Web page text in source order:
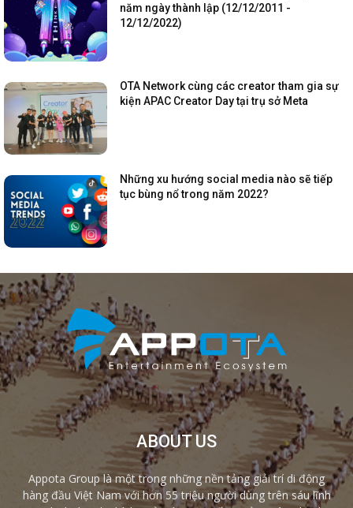
năm ngày thành lập (12/12/2011 -
12/12/2022)
OTA Network cùng các creator tham gia sự
kiện APAC Creator Day tại trụ sở Meta
Những xu hướng social media nào sẽ tiếp
tục bùng nổ trong năm 2022?
ABOUT US
Appota Group là một trong những nền tảng giải trí di động
hàng đầu Việt Nam với hơn 55 triệu người dùng trên sáu lĩnh